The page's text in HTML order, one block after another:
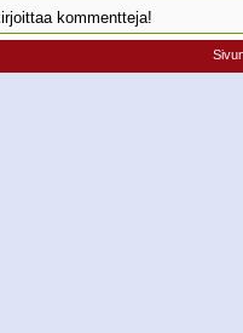
kommentteja!